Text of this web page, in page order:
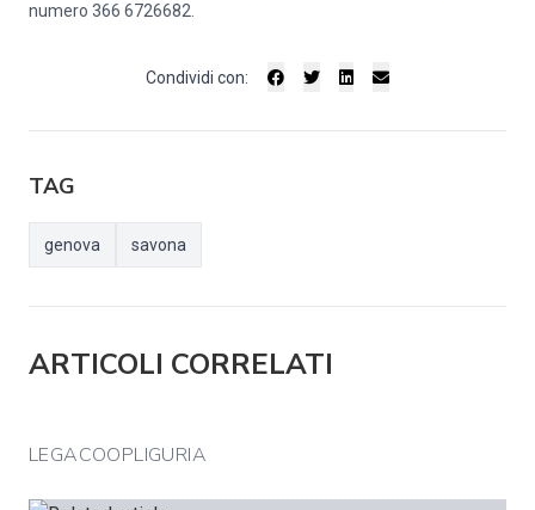
numero 366 6726682.
Condividi con:
TAG
genova savona
ARTICOLI CORRELATI
LEGACOOPLIGURIA